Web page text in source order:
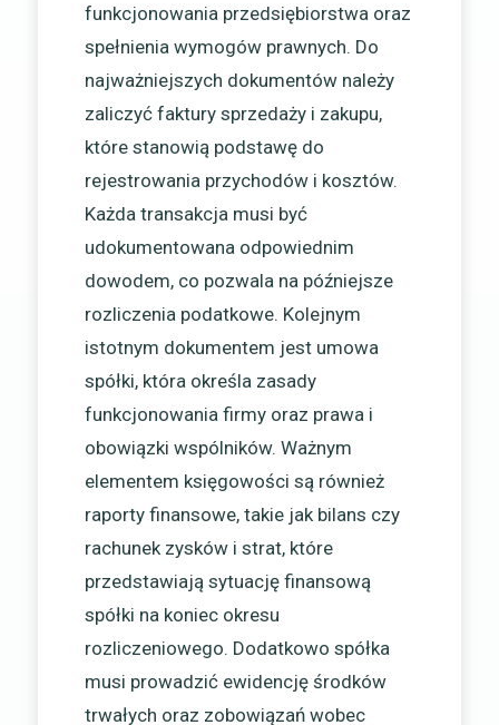
funkcjonowania przedsiębiorstwa oraz
spełnienia wymogów prawnych. Do
najważniejszych dokumentów należy
zaliczyć faktury sprzedaży i zakupu,
które stanowią podstawę do
rejestrowania przychodów i kosztów.
Każda transakcja musi być
udokumentowana odpowiednim
dowodem, co pozwala na późniejsze
rozliczenia podatkowe. Kolejnym
istotnym dokumentem jest umowa
spółki, która określa zasady
funkcjonowania firmy oraz prawa i
obowiązki wspólników. Ważnym
elementem księgowości są również
raporty finansowe, takie jak bilans czy
rachunek zysków i strat, które
przedstawiają sytuację finansową
spółki na koniec okresu
rozliczeniowego. Dodatkowo spółka
musi prowadzić ewidencję środków
trwałych oraz zobowiązań wobec